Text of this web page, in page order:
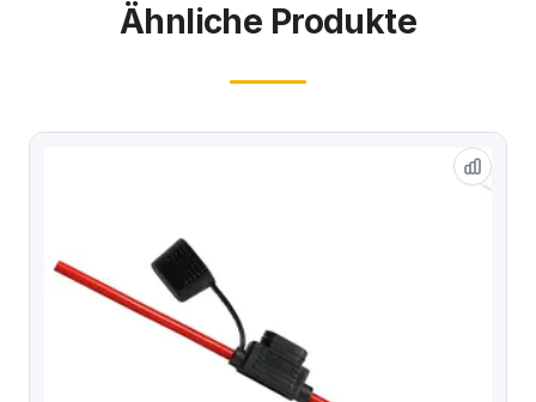
Ähnliche Produkte